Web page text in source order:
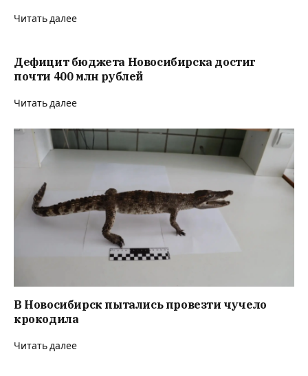
Читать далее
Дефицит бюджета Новосибирска достиг
почти 400 млн рублей
Читать далее
В Новосибирск пытались провезти чучело
крокодила
Читать далее